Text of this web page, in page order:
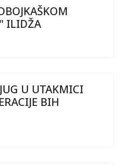
ILIDŽA
U UTAKMICI
BIH